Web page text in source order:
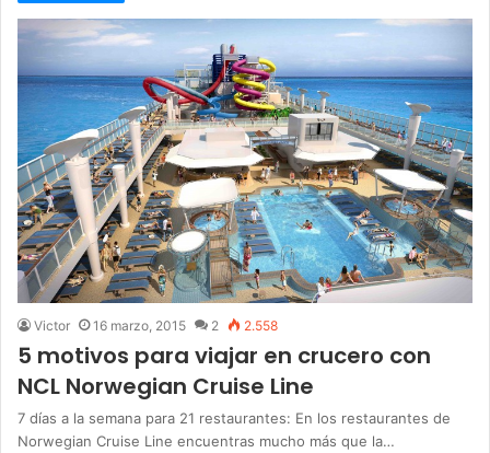
Victor 16 marzo, 2015 2 2.558
5 motivos para viajar en crucero con
NCL Norwegian Cruise Line
7 días a la semana para 21 restaurantes: En los restaurantes de
Norwegian Cruise Line encuentras mucho más que la…